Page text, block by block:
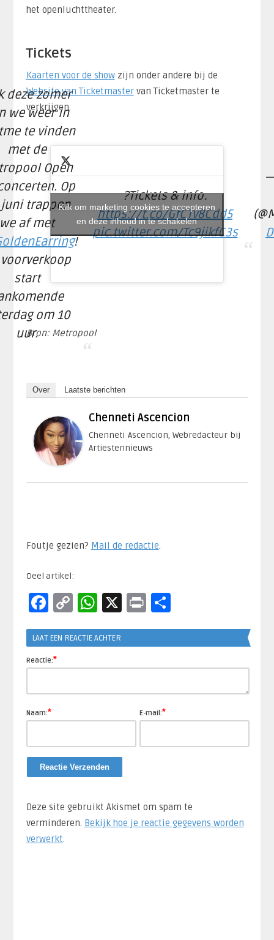
het openluchttheater.
Tickets
Kaarten voor de showzijn onder andere bij de
Website van Ticketmastervan Ticketmaster te
verkrijgen.
deze zomer
we weer in
te vinden
met de
Open
Op
trappen
we af met
!
start
om 10
uur.
?Tickets & info:
https://t.co/GfCTv8Cdd5
pic.twitter.com/Tc9jikfC3s
Klik om marketing cookies te accepteren
en deze inhoud in te schakelen
Bron: Metropool
Over Laatste berichten
Chenneti Ascencion
Chenneti Ascencion, Webredacteur bij
Artiestennieuws
Foutje gezien? Mail de redactie.​
Deel artikel:
Facebook
CopyWhatsApp
X PrintDelen
LAAT EEN REACTIE ACHTER
Reactie:*
Naam:* E-mail:*
Deze site gebruikt Akismet om spam te
verminderen. Bekijk hoe je reactie gegevens worden
verwerkt.